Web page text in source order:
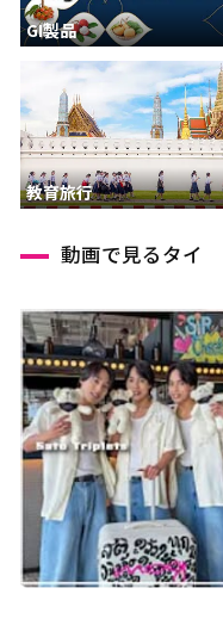
GI製品
教育旅行
動画で見るタイ